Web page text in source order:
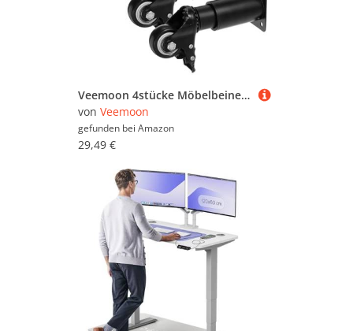
Veemoon 4stücke Möbelbeine Aus Filz Verstellbare Tischbeine Für Schrankkommode Metallbeine Mit Lenkrollen Für Schreibtisch Höhenverstellbare Couchbeine Ersatz
von Veemoon
gefunden bei Amazon
29,49 €